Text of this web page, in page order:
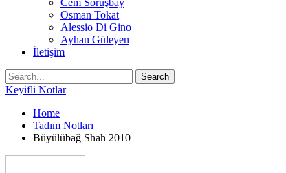
Cem Soruşbay
Osman Tokat
Alessio Di Gino
Ayhan Güleyen
İletişim
Keyifli Notlar
Home
Tadım Notları
Büyülübağ Shah 2010